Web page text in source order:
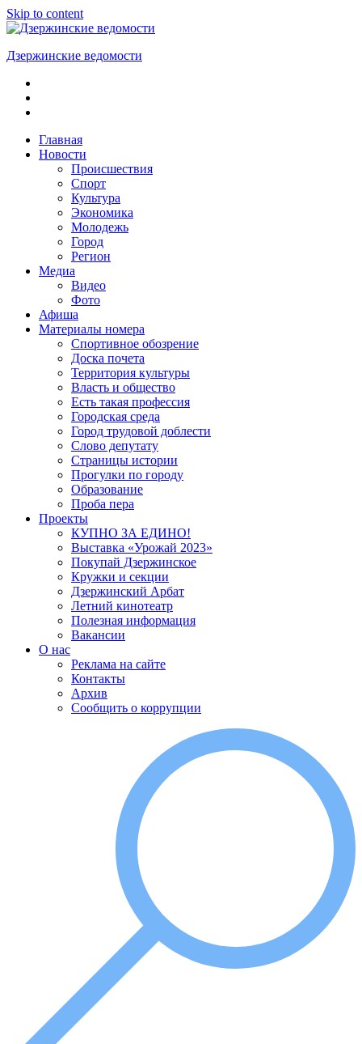
Skip to content
Дзержинские ведомости
ОБЩЕСТВЕННО-
ПОЛИТИЧЕСКАЯ
ГАЗЕТАГлавная
Новости
Происшествия
Спорт
Культура
Экономика
Молодежь
Город
Регион
Медиа
Видео
Фото
Афиша
Материалы номера
Спортивное обозрение
Доска почета
Территория культуры
Власть и общество
Есть такая профессия
Городская среда
Город трудовой доблести
Слово депутату
Страницы истории
Прогулки по городу
Образование
Проба пера
Проекты
КУПНО ЗА ЕДИНО!
Выставка «Урожай 2023»
Покупай Дзержинское
Кружки и секции
Дзержинский Арбат
Летний кинотеатр
Полезная информация
Вакансии
О нас
Реклама на сайте
Контакты
Архив
Сообщить о коррупции